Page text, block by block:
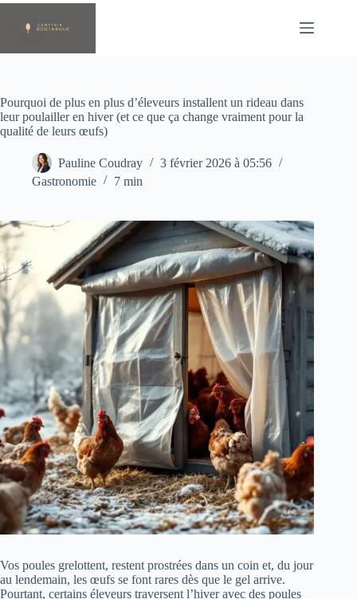
Passer
contenu
Pourquoi de plus en plus d’éleveurs installent un rideau dans
leur poulailler en hiver (et ce que ça change vraiment pour la
qualité de leurs œufs)
Pauline Coudray
3 février 2026 à 05:56
Gastronomie
7 min
Vos poules grelottent, restent prostrées dans un coin et, du jour
au lendemain, les œufs se font rares dès que le gel arrive.
Pourtant, certains éleveurs traversent l’hiver avec des poules